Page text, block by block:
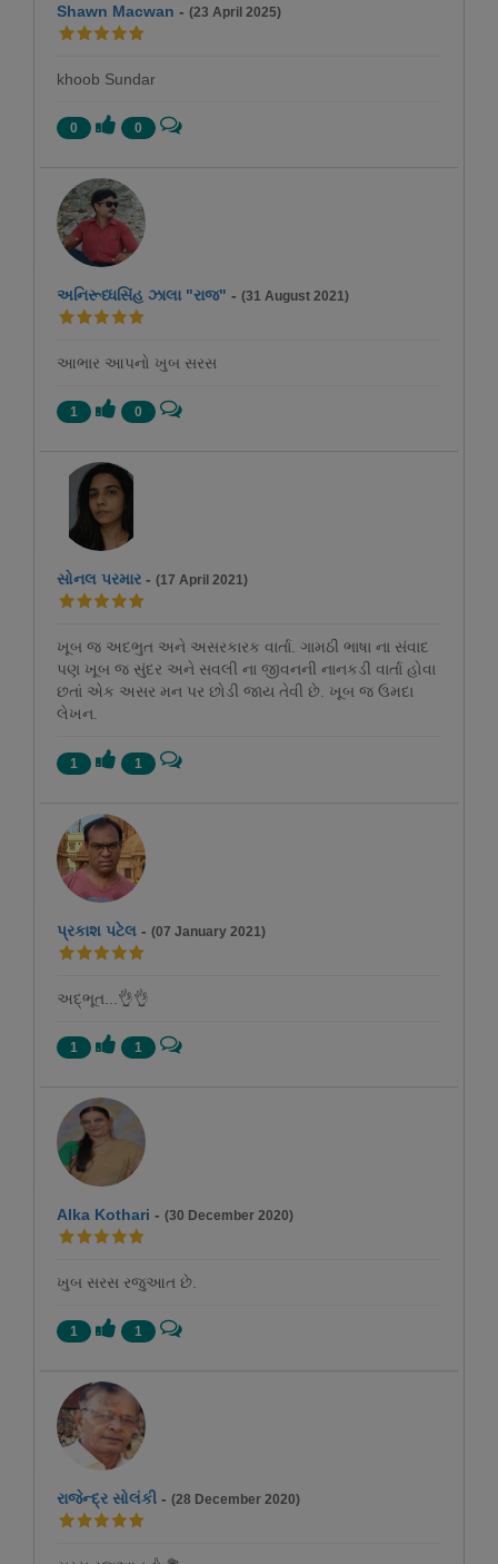
Shawn Macwan - (23 April 2025)
khoob Sundar
0 0
અનિરૂધ્ધસિંહ ઝાલા "રાજ" - (31 August 2021)
આભાર આપનો ખુબ સરસ
1 0
સોનલ પરમાર - (17 April 2021)
ખૂબ જ અદભુત અને અસરકારક વાર્તા. ગામઠી ભાષા ના સંવાદ
પણ ખૂબ જ સુંદર અને સવલી ના જીવનની નાનકડી વાર્તા હોવા
છતાં એક અસર મન પર છોડી જાય તેવી છે. ખૂબ જ ઉમદા
લેખન.
1 1
પ્રકાશ પટેલ - (07 January 2021)
અદ્ભૂત...👌👌
1 1
Alka Kothari - (30 December 2020)
ખુબ સરસ રજુઆત છે.
1 1
રાજેન્દ્ર સોલંકી - (28 December 2020)